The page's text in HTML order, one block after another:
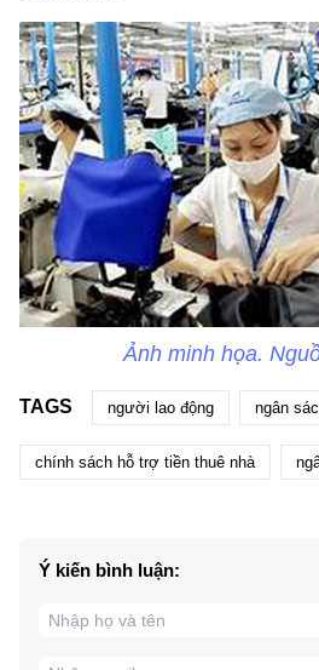
Ảnh minh họa.
TAGS người lao động ngân
chính sách hỗ trợ tiền thuê nhà
Ý kiến bình luận: